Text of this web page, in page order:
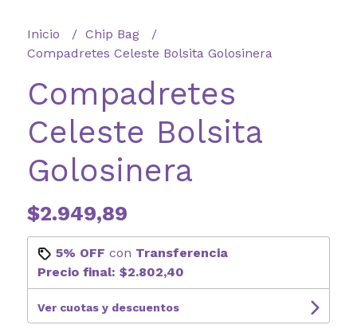
Inicio
Chip Bag
Compadretes Celeste Bolsita Golosinera
Compadretes
Celeste Bolsita
Golosinera
$2.949,89
5% OFF con Transferencia
Precio final: $2.802,40
Ver cuotas y descuentos